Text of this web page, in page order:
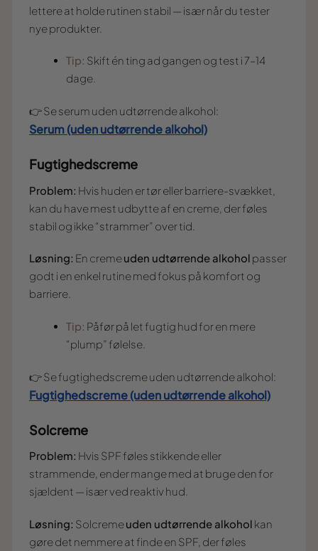
lettere at holde rutinen stabil — især når du tester
nye produkter.
Tip: Skift én ting ad gangen og test i 7–14
dage.
👉 Se serum uden udtørrende alkohol:
Serum (uden udtørrende alkohol)
Fugtighedscreme
Problem: Hvis huden er tør eller barriere-svækket,
kan du have mest udbytte af en creme, der føles
stabil og ikke “strammer” over tid.
Løsning: En cremeuden udtørrende alkohol passer
godt i en enkel rutine med fokus på komfort og
barriere.
Tip: Påfør på let fugtig hud for en mere
“plump” følelse.
👉 Se fugtighedscreme uden udtørrende alkohol:
Fugtighedscreme (uden udtørrende alkohol)
Solcreme
Problem: Hvis SPF føles stikkende eller
strammende, ender mange med at bruge den for
sjældent — især ved reaktiv hud.
Løsning: Solcremeuden udtørrende alkohol kan
gøre det nemmere at finde en SPF, der føles